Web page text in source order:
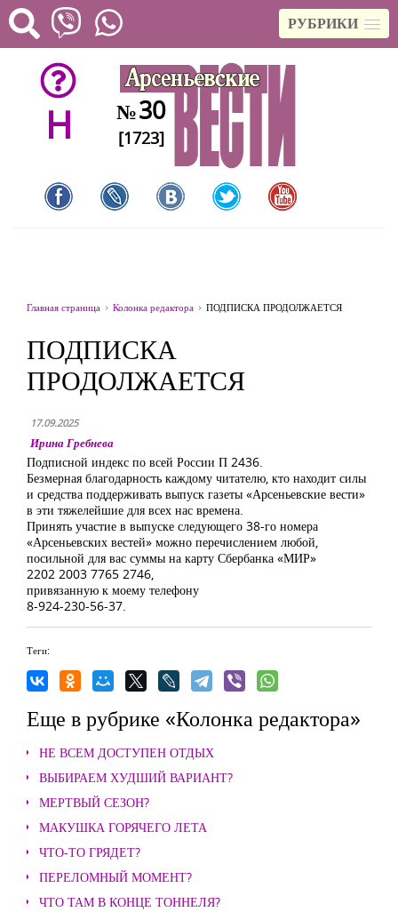
РУБРИКИ
H №30
[1723]
Главная страница Колонка редактора ПОДПИСКА ПРОДОЛЖАЕТСЯ
ПОДПИСКА
ПРОДОЛЖАЕТСЯ
17.09.2025
Ирина Гребнева
Подписной индекс по всей России П 2436.
Безмерная благодарность каждому читателю, кто находит силы
и средства поддерживать выпуск газеты «Арсеньевские вести»
в эти тяжелейшие для всех нас времена.
Принять участие в выпуске следующего 38-го номера
«Арсеньевских вестей» можно перечислением любой,
посильной для вас суммы на карту Сбербанка «МИР»
2202 2003 7765 2746,
привязанную к моему телефону
8-924-230-56-37.
Теги:
Еще в рубрике «Колонка редактора»
НЕ ВСЕМ ДОСТУПЕН ОТДЫХ
ВЫБИРАЕМ ХУДШИЙ ВАРИАНТ?
МЕРТВЫЙ СЕЗОН?
МАКУШКА ГОРЯЧЕГО ЛЕТА
ЧТО-ТО ГРЯДЕТ?
ПЕРЕЛОМНЫЙ МОМЕНТ?
ЧТО ТАМ В КОНЦЕ ТОННЕЛЯ?